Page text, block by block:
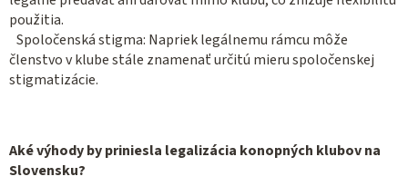
použitia.
Spoločenská stigma: Napriek legálnemu rámcu môže
členstvo v klube stále znamenať určitú mieru spoločenskej
stigmatizácie.
Aké výhody by priniesla legalizácia konopných klubov na
Slovensku?